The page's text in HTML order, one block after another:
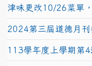
津味更改10/26菜單
2024第三屆道德月刊
113學年度上學期第